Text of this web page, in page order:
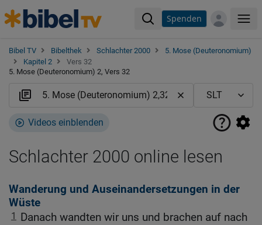
Spenden
Bibel TV Bibelthek Schlachter 2000
5. Mose (Deuteronomium)
Kapitel 2
Vers 32
5. Mose (Deuteronomium) 2, Vers 32
Videos einblenden
Schlachter 2000 online lesen
Wanderung und Auseinandersetzungen in der
Wüste
1
Danach wandten wir uns und brachen auf nach